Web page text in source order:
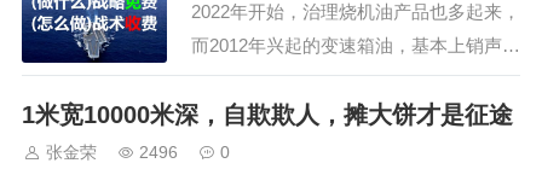
种润滑脂企业，占…
2022年开始，治理烧机油产品也多起来，
而2012年兴起的变速箱油，基本上销声匿
迹，还有一直存在于市面上的节油、抗磨
产品，似乎一直不温不火，那么，这样的
养护产品，到底值得投入做吗？很多人觉
1米宽10000米深，自欺欺人，摊大饼才是征途
张金荣 2496 0